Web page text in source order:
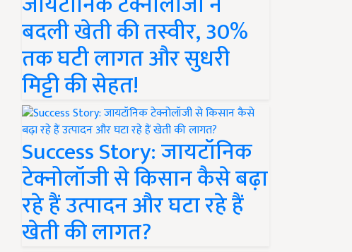
बदली खेती की तस्वीर, 30%
तक घटी लागत और सुधरी
मिट्टी की सेहत!
Success Story: जायटॉनिक
टेक्नोलॉजी से किसान कैसे बढ़ा
रहे हैं उत्पादन और घटा रहे हैं
खेती की लागत?